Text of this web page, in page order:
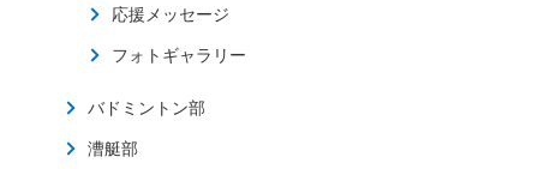
応援メッセージ
フォトギャラリー
バドミントン部
漕艇部